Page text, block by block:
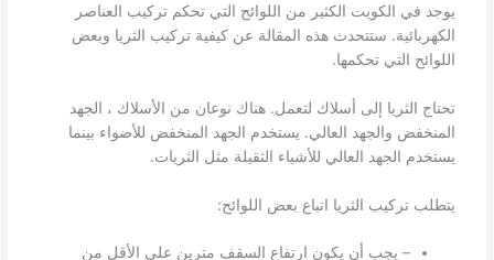
يوجد في الكويت الكثير من اللوائح التي تحكم تركيب العناصر
الكهربائية. ستتحدث هذه المقالة عن كيفية تركيب الثريا وبعض
اللوائح التي تحكمها.
تحتاج الثريا إلى أسلاك لتعمل. هناك نوعان من الأسلاك ، الجهد
المنخفض والجهد العالي. يستخدم الجهد المنخفض للأضواء بينما
يستخدم الجهد العالي للأشياء الثقيلة مثل الثريات.
يتطلب تركيب الثريا اتباع بعض اللوائح:
– يجب أن يكون ارتفاع السقف مترين على الأقل من